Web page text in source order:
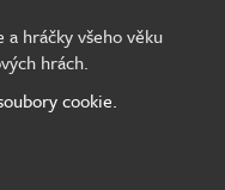
hráčky všeho věku
hrách.
cookie.